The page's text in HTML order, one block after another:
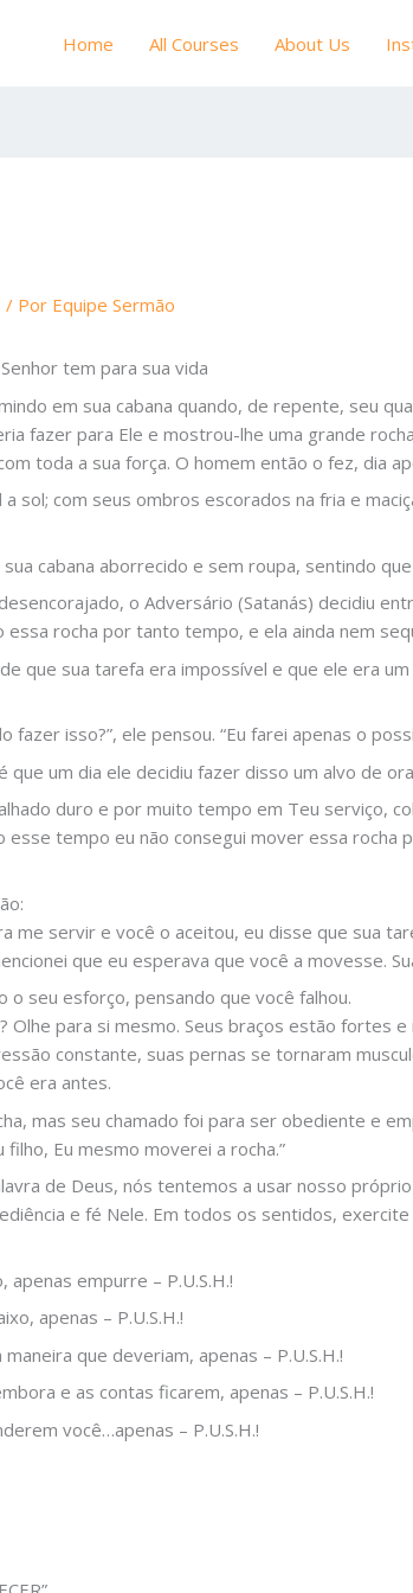
Home All Courses About Us
/ Por Equipe Sermão
tem para sua vida
em sua cabana quando, de repente, seu
fazer para Ele e mostrou-lhe uma grande
toda a sua força. O homem então o fez, dia
sol; com seus ombros escorados na fria e
cabana aborrecido e sem roupa, sentindo
o Adversário (Satanás) decidiu
rocha por tanto tempo, e ela ainda nem
que sua tarefa era impossível e que ele era
fazer isso?”, ele pensou. “Eu farei apenas o
que um dia ele decidiu fazer disso um alvo de
duro e por muito tempo em Teu serviço,
tempo eu não consegui mover essa rocha
me servir e você o aceitou, eu disse que sua
que eu esperava que você a movesse.
o seu esforço, pensando que você falhou.
Olhe para si mesmo. Seus braços estão fortes
constante, suas pernas se tornaram
era antes.
mas seu chamado foi para ser obediente e
Eu mesmo moverei a rocha.”
de Deus, nós tentemos a usar nosso
e fé Nele. Em todos os sentidos,
empurre – P.U.S.H.!
apenas – P.U.S.H.!
que deveriam, apenas – P.U.S.H.!
e as contas ficarem, apenas – P.U.S.H.!
você…apenas – P.U.S.H.!